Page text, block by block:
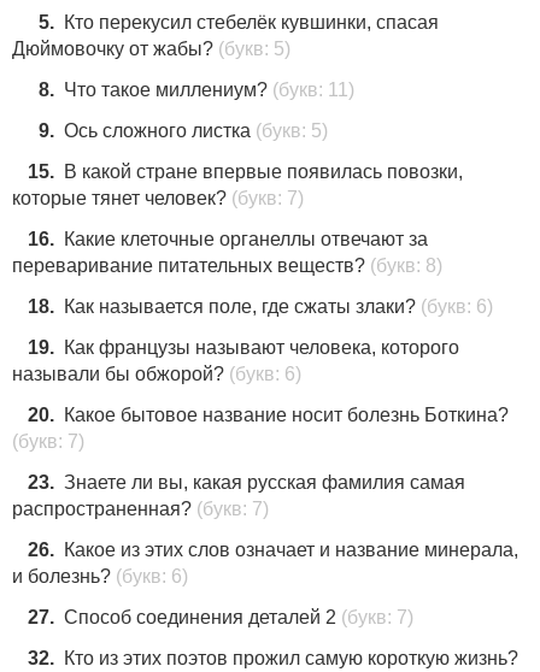
64
90
38
99 27
5. Кто перекусил стебелёк кувшинки, спасая
Дюймовочку от жабы? (букв: 5)
8. Что такое миллениум? (букв: 11)
9. Ось сложного листка (букв: 5)
15. В какой стране впервые появилась повозки,
которые тянет человек? (букв: 7)
16. Какие клеточные органеллы отвечают за
переваривание питательных веществ? (букв: 8)
18. Как называется поле, где сжаты злаки? (букв: 6)
19. Как французы называют человека, которого
называли бы обжорой? (букв: 6)
20. Какое бытовое название носит болезнь Боткина?
(букв: 7)
23. Знаете ли вы, какая русская фамилия самая
распространенная? (букв: 7)
26. Какое из этих слов означает и название минерала,
и болезнь? (букв: 6)
27. Способ соединения деталей 2 (букв: 7)
32. Кто из этих поэтов прожил самую короткую жизнь?